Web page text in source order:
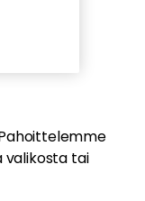
valikosta tai